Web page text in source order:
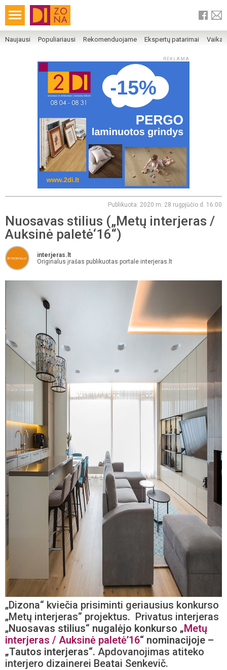
Naujausi Populiariausi Rekomenduojame Ekspertų patarimai
REKLAMA
Publikuota: 2020 m. 28 rugpjūčio d. 16:00
Nuosavas stilius („Metų interjeras /
Auksinė paletė‘16“)
interjeras.lt
Originalus įrašas publikuotas portale interjeras.lt
„Dizona“ kviečia prisiminti geriausius konkurso
„Metų interjeras“ projektus. Privatus interjeras
„Nuosavas stilius“ nugalėjo konkurso „Metų
interjeras / Auksinė paletė’16“ nominacijoje –
„Tautos interjeras“. Apdovanojimas atiteko
interjero dizainerei Beatai Senkevič.